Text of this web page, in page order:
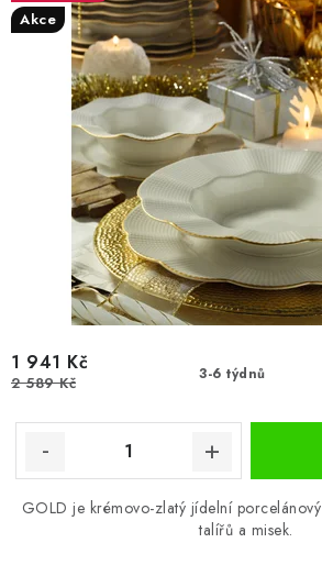
Akce
3-6 týdnů
1 941 Kč
2 589 Kč
GOLD je krémovo-zlatý jídelní
talířů a misek.